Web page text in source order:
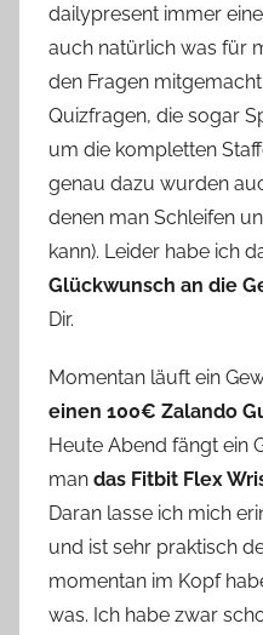
dailypresent immer
auch natürlich was für
den Fragen
Quizfragen, die sogar
um die kompletten
genau dazu wurden
denen man Schleifen
kann). Leider habe ich
Glückwunsch an die
Dir.
Momentan läuft ein
einen 100€ Zalando
Heute Abend fängt ein
man das Fitbit Flex
Daran lasse ich mich
und ist sehr praktisch
momentan im Kopf
was. Ich habe zwar